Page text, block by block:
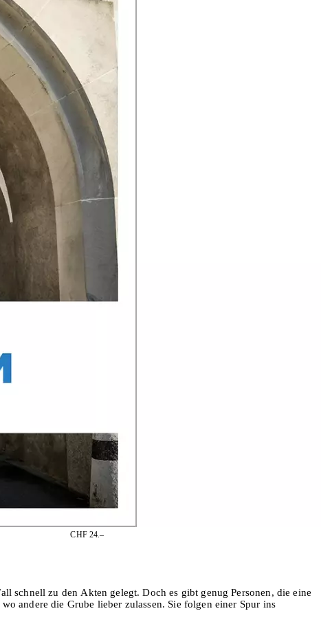
CHF 24.–
schnell zu den Akten gelegt. Doch es gibt genug Personen, die eine
andere die Grube lieber zulassen. Sie folgen einer Spur ins